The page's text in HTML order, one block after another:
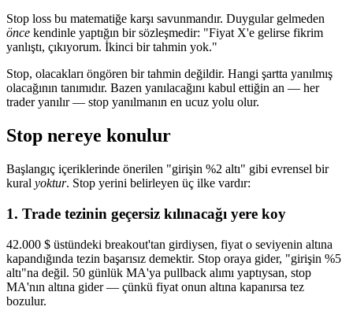
Stop loss bu matematiğe karşı savunmandır. Duygular gelmeden
önce kendinle yaptığın bir sözleşmedir: "Fiyat X'e gelirse fikrim
yanlıştı, çıkıyorum. İkinci bir tahmin yok."
Stop, olacakları öngören bir tahmin değildir. Hangi şartta yanılmış
olacağının tanımıdır. Bazen yanılacağını kabul ettiğin an — her
trader yanılır — stop yanılmanın en ucuz yolu olur.
Stop nereye konulur
Başlangıç içeriklerinde önerilen "girişin %2 altı" gibi evrensel bir
kural yoktur. Stop yerini belirleyen üç ilke vardır:
1. Trade tezinin geçersiz kılınacağı yere koy
42.000 $ üstündeki breakout'tan girdiysen, fiyat o seviyenin altına
kapandığında tezin başarısız demektir. Stop oraya gider, "girişin %5
altı"na değil. 50 günlük MA'ya pullback alımı yaptıysan, stop
MA'nın altına gider — çünkü fiyat onun altına kapanırsa tez
bozulur.